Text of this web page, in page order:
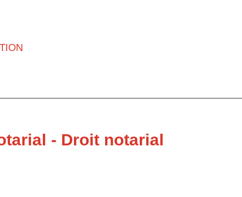
- Droit notarial